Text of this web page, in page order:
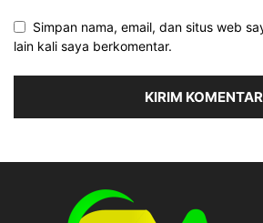
Simpan nama, email, dan situs web
lain kali saya berkomentar.